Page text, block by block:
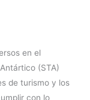
en el
(STA)
de turismo y los
con lo